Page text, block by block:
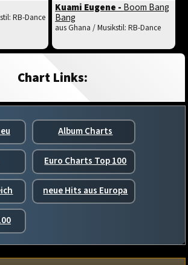
RB-Dance
Kuami Eugene -Boom Bang
Bang
aus Ghana / Musikstil: RB-Dance
Chart Links:
Album Charts
Euro Charts Top 100
neue Hits aus Europa